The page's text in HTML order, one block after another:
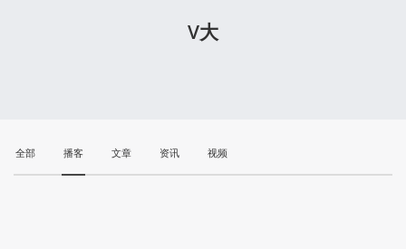
V大
全部 播客 文章 资讯 视频